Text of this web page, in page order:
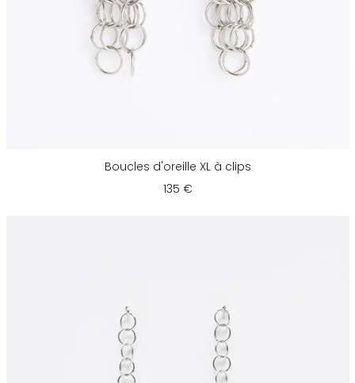
Boucles d'oreille XL à clips
135 €